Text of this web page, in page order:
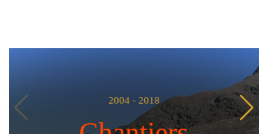
2004 - 2018